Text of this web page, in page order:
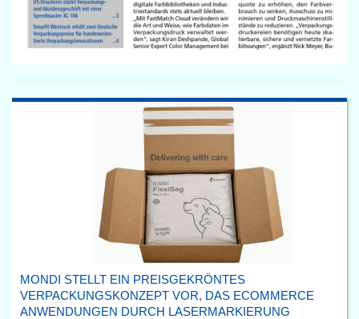
MONDI STELLT EIN PREISGEKRÖNTES
VERPACKUNGSKONZEPT VOR, DAS ECOMMERCE
ANWENDUNGEN DURCH LASERMARKIERUNG